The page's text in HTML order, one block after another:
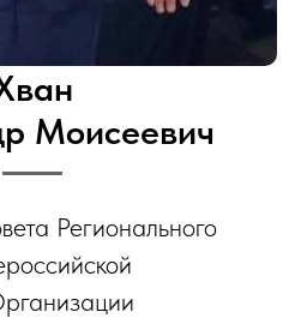
Моисеевич
Регионального